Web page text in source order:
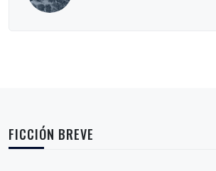
FICCIÓN BREVE